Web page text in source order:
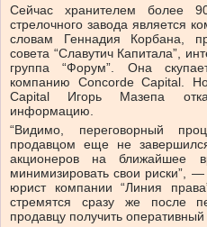
Сейчас хранителем более
стрелочного завода является
словам Геннадия Корбана,
совета “Славутич Капитала”,
группа “Форум”. Она
компанию Concorde Capital.
Capital Игорь Мазепа
информацию.
“Видимо, переговорный
продавцом еще не
акционеров на ближайшее
минимизировать свои риски”,
юрист компании “Линия
стремятся сразу же после
продавцу получить